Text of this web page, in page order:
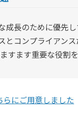
成長のために優先
とコンプライアン
すます重要な役割
らにご用意しました